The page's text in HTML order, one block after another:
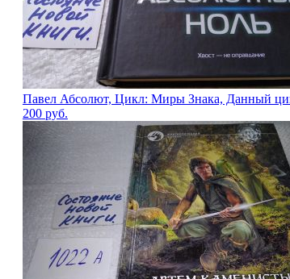
Павел Абсолют, Цикл: Миры Знака, Данный
200 руб.